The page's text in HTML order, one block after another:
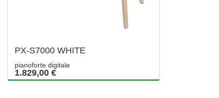
PX-S7000 WHITE
pianoforte digitale
1.829,00 €